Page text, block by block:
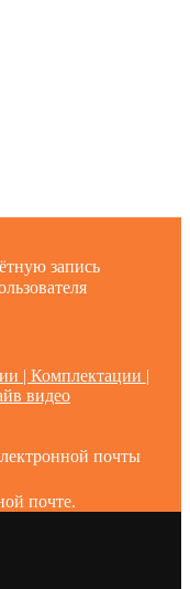
запись
| Комплектации |
видео
почты
почте.